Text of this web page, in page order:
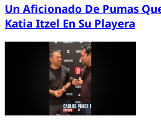
Un Aficionado De Pumas
Katia Itzel En Su Playera